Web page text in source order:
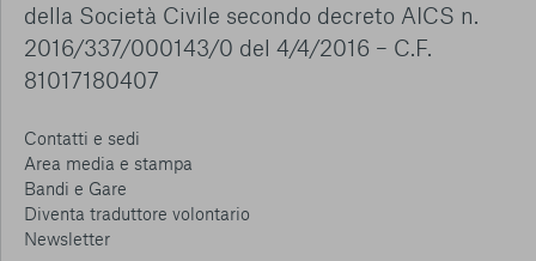
della Società Civile secondo decreto AICS n.
2016/337/000143/0 del 4/4/2016 – C.F.
81017180407
Contatti e sedi
Area media e stampa
Bandi e Gare
Diventa traduttore volontario
Newsletter